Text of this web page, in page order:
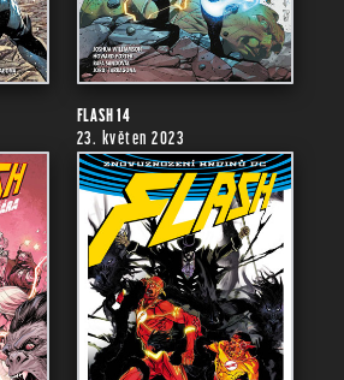
FLASH 14
23. květen 2023